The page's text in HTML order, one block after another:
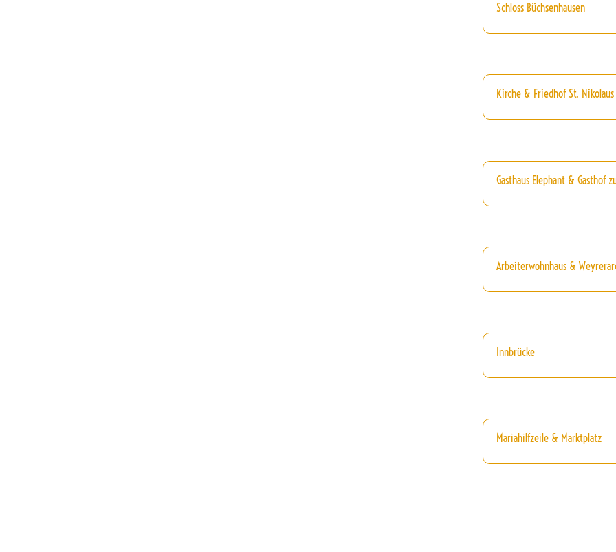
Schloss Büchsenhausen
Kirche & Friedhof St. Nikolaus
Gasthaus Elephant & Gasthof
Arbeiterwohnhaus &
Innbrücke
Mariahilfzeile & Marktplatz